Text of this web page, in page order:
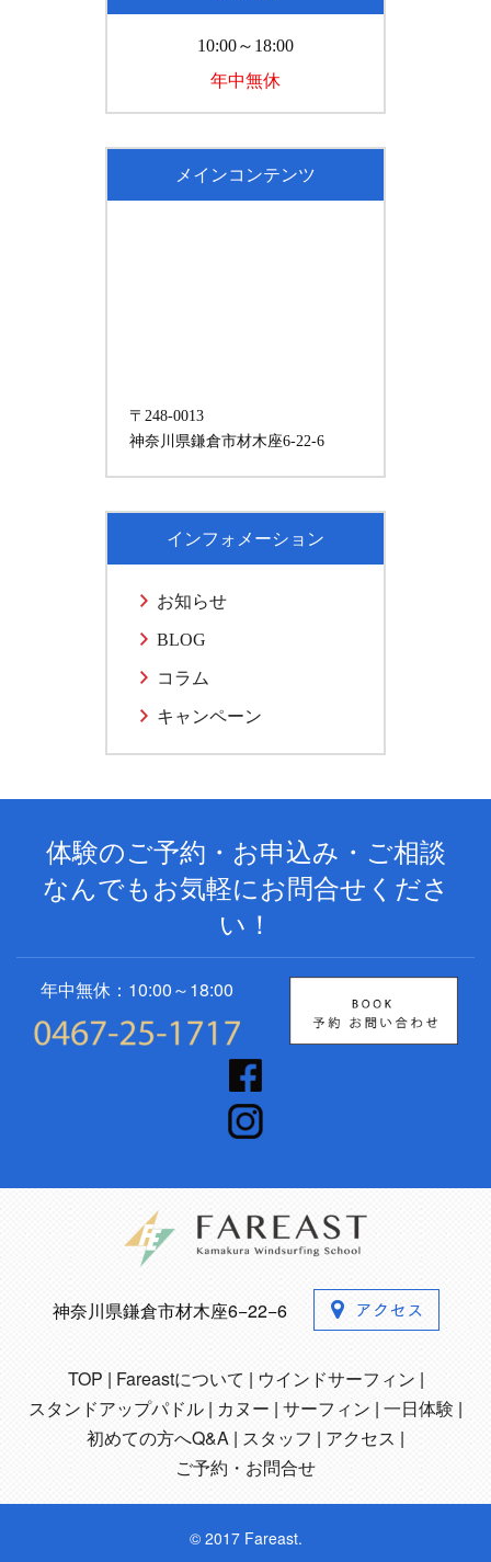
10:00～18:00
年中無休
メインコンテンツ
〒248-0013
神奈川県鎌倉市材木座6-22-6
インフォメーション
お知らせ
BLOG
コラム
キャンペーン
体験のご予約・お申込み・ご相談
なんでもお気軽にお問合せくださ
い！
年中無休：10:00～18:00
神奈川県鎌倉市材木座6−22−6
TOP Fareastについて
ウインドサーフィン
スタンドアップパドル
カヌー サーフィン 一日体験
初めての方へQ&A スタッフ
アクセス
ご予約・お問合せ
© 2017 Fareast.